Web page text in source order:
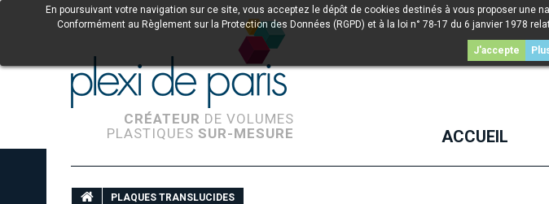
CRÉATEUR DE VOLUMES
PLASTIQUES SUR-MESURE ACCUEIL
En poursuivant votre navigation sur ce site, vous acceptez le dépôt de cookies destinés à vous proposer
Conformément au Règlement sur la Protection des Données (RGPD) et à la loi n° 78-17 du 6 janvier 1978
J'accepte
PLAQUES TRANSLUCIDES